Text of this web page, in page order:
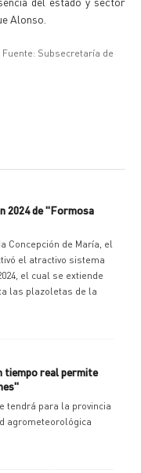
Alonso.
Fuente: Subsecretaría de
2024 de "Formosa
Concepción de María, el
el atractivo sistema
el cual se extiende
las plazoletas de la
tiempo real permite
tendrá para la provincia
agrometeorológica